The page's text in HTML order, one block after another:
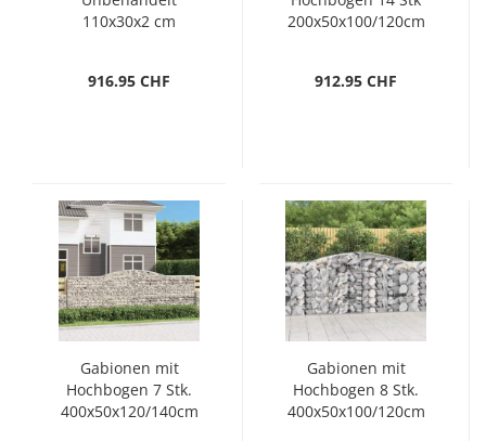
110x30x2 cm
916.95 CHF
200x50x100/120cm
912.95 CHF
Gabionen mit
Hochbogen 7 Stk.
400x50x120/140cm
Gabionen mit
Hochbogen 8 Stk.
400x50x100/120cm